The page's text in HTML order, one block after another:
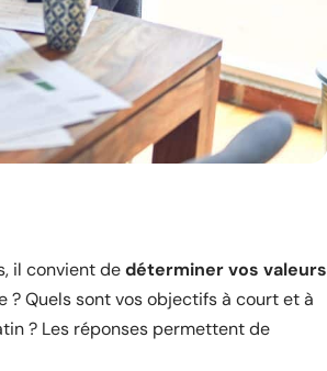
il convient dedéterminer vos valeurs
? Quels sont vos objectifs à court et à
? Les réponses permettent de